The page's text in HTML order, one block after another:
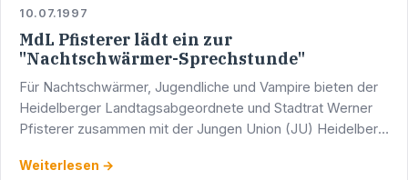
10.07.1997
MdL Pfisterer lädt ein zur
"Nachtschwärmer-Sprechstunde"
Für Nachtschwärmer, Jugendliche und Vampire bieten der
Heidelberger Landtagsabgeordnete und Stadtrat Werner
Pfisterer zusammen mit der Jungen Union (JU) Heidelberg
an.
Weiterlesen →